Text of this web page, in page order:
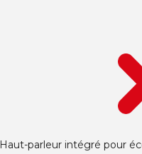
Haut-parleur intégré pour